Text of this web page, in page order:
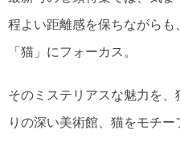
程よい距離感を保ちながら
「猫」にフォーカス。
そのミステリアスな魅力を
りの深い美術館、猫をモチ